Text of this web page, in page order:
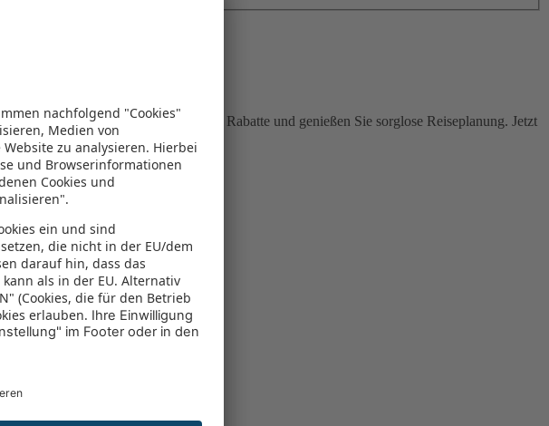
Zeit und Geld. Nutzen Sie attraktive Rabatte und genießen Sie sorglose Reiseplanung. Jetzt